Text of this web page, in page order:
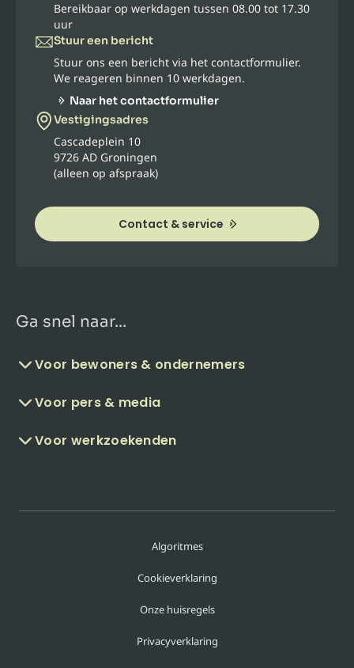
Bereikbaar op werkdagen tussen 08.00 tot 17.30
uur
Stuur een bericht
Stuur ons een bericht via het contactformulier.
We reageren binnen 10 werkdagen.
Naar het contactformulier
Vestigingsadres
Cascadeplein 10
9726 AD Groningen
(alleen op afspraak)
Contact & service
Ga snel naar...
Voor bewoners & ondernemers
Voor pers & media
Voor werkzoekenden
Algoritmes
Cookieverklaring
Onze huisregels
Privacyverklaring